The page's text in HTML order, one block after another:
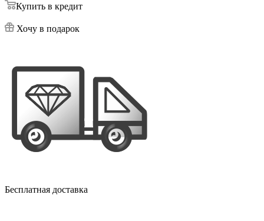
Купить в кредит
Хочу в подарок
Бесплатная доставка